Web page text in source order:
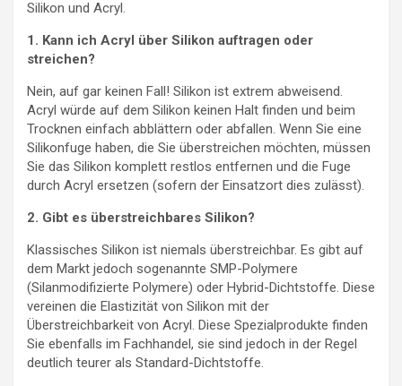
Silikon und Acryl.
1. Kann ich Acryl über Silikon auftragen oder
streichen?
Nein, auf gar keinen Fall! Silikon ist extrem abweisend.
Acryl würde auf dem Silikon keinen Halt finden und beim
Trocknen einfach abblättern oder abfallen. Wenn Sie eine
Silikonfuge haben, die Sie überstreichen möchten, müssen
Sie das Silikon komplett restlos entfernen und die Fuge
durch Acryl ersetzen (sofern der Einsatzort dies zulässt).
2. Gibt es überstreichbares Silikon?
Klassisches Silikon ist niemals überstreichbar. Es gibt auf
dem Markt jedoch sogenannte SMP-Polymere
(Silanmodifizierte Polymere) oder Hybrid-Dichtstoffe. Diese
vereinen die Elastizität von Silikon mit der
Überstreichbarkeit von Acryl. Diese Spezialprodukte finden
Sie ebenfalls im Fachhandel, sie sind jedoch in der Regel
deutlich teurer als Standard-Dichtstoffe.